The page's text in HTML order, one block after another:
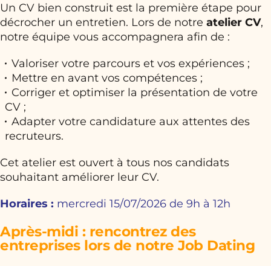
Un CV bien construit est la première étape pour
décrocher un entretien. Lors de notre atelier CV,
notre équipe vous accompagnera afin de :
Valoriser votre parcours et vos expériences ;
Mettre en avant vos compétences ;
Corriger et optimiser la présentation de votre
CV ;
Adapter votre candidature aux attentes des
recruteurs.
Cet atelier est ouvert à tous nos candidats
souhaitant améliorer leur CV.
Horaires : mercredi 15/07/2026 de 9h à 12h
Après-midi : rencontrez des
entreprises lors de notre Job Dating